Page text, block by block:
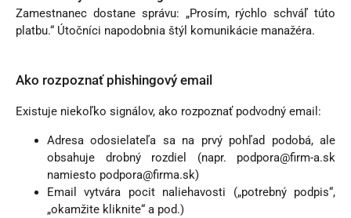
Zamestnanec dostane správu: „Prosím, rýchlo schváľ túto
platbu.“ Útočníci napodobnia štýl komunikácie manažéra.
Ako rozpoznať phishingový email
Existuje niekoľko signálov, ako rozpoznať podvodný email:
Adresa odosielateľa sa na prvý pohľad podobá, ale
obsahuje drobný rozdiel (napr. podpora@firm-a.sk
namiesto podpora@firma.sk)
Email vytvára pocit naliehavosti („potrebný podpis“,
„okamžite kliknite“ a pod.)